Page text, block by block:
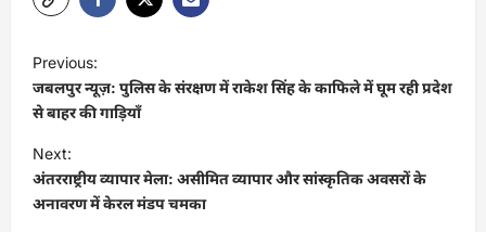
o
s
t
n
a
Previous:
जबलपुर न्यूज़: पुलिस के संरक्षण में राकेश सिंह के काफिले में घूम रही प्रदेश
से बाहर की गाड़ियाँ
Next:
अंतरराष्ट्रीय व्यापार मेला: असीमित व्यापार और सांस्कृतिक अवसरों के
अनावरण में केरल मंडप चमका